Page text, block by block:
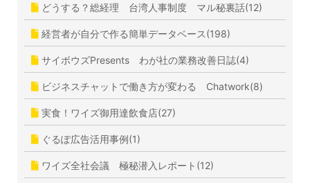
どうする？総経理 台湾人事制度 マル秘裏話(12)
経営者が自分で作る簡単データベース(198)
サイボウズPresents わが社の業務改善日誌(4)
ビジネスチャットで働き方が変わる Chatwork(8)
実食！ワイズ御用達飲食店(27)
ぐるぽ広告活用事例(1)
ワイズ全社会議 極秘潜入レポート(12)